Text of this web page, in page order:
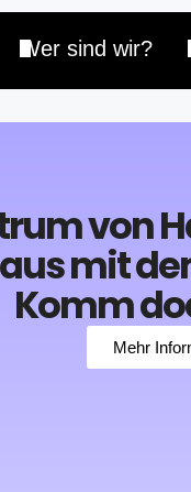
Wer sind wir?
von
mit
Komm
Mehr